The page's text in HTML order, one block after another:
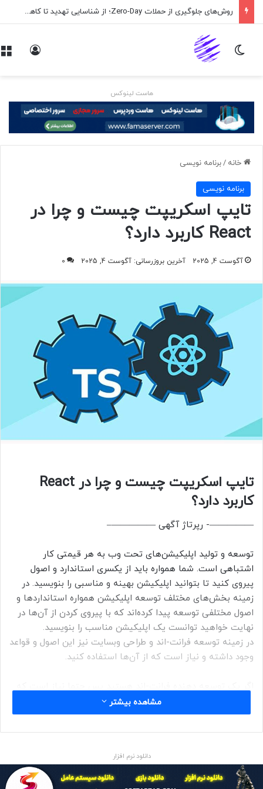
روش‌های جلوگیری از حملات Zero-Day؛ از شناسایی تهدید تا کاهش ریسک
تغییر پوسته
هاست لینوکس
خانه /برنامه نويسی
برنامه نويسی
تایپ اسکریپت چیست و چرا در
React کاربرد دارد؟
آگوست 4, 2025 آخرین بروزرسانی: آگوست 4, 2025 0
تایپ اسکریپت چیست و چرا در React
کاربرد دارد؟
—————- رپرتاژ آگهی —————–
توسعه و تولید اپلیکیشن‌های تحت وب به هر قیمتی کار
اشتباهی است. شما همواره باید از یکسری استاندارد و اصول
پیروی کنید تا بتوانید اپلیکیشن بهینه و مناسبی را بنویسید. در
زمینه بخش‌های مختلف توسعه اپلیکیشن همواره استاندارد‌ها و
اصول مختلفی توسعه پیدا کرده‌اند که با پیروی کردن از آن‌ها در
نهایت خواهید توانست یک اپلیکیشن مناسب را بنویسید.
در زمینه توسعه فرانت-اند و طراحی وبسایت نیز این اصول و قواعد
وجود داشته و نیاز است که از آن‌ها استفاده کنید.
به صورت روزانه از جاوا اسکریپت استفاده کنید. یادگیری جاوا
اسکریپت ساده بوده و پیاده‌سازی اپلیکیشن‌های مختلف مبتنی بر
این زبان برنامه نویسی آسان است. اما زمانی که بخواهید از
شرایط نیاز است که محدودیت‌های جاوا اسکریپت را بهتر درک
کرده و سعی کنید در فرایند توسعه اپلیکیشن‌های مبتنی بر جاوا
مشاهده بیشتر
دانلود نرم افزار